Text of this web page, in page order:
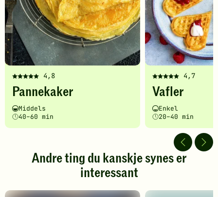
4,8
Denne
oppskriften
fått
5
av
stjerner.
gi
Pannekaker
Vanskelighetsgrad
Middels
Tilberedningstid
40–60 min
4,7
Denne
oppskriften
fått
5
av
stjerner.
Klikk
gi
Vafler
Vanskelighetsgrad
Enkel
Tilberedningstid
20–40 min
Andre ting du kanskje synes er
interessant